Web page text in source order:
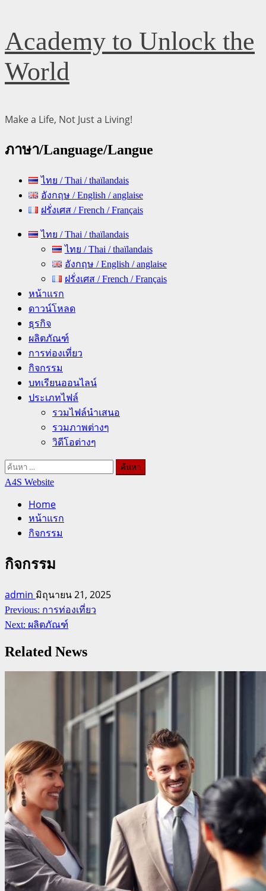
Skip
to
content
Academy to Unlock the
World
Make a Life, Not Just a Living!
ภาษา/Language/Langue
ไทย / Thai / thaïlandais
อังกฤษ / English / anglaise
ฝรั่งเศส / French / Français
Primary ไทย / Thai / thaïlandais
ไทย / Thai / thaïlandais
อังกฤษ / English / anglaise
ฝรั่งเศส / French / Français
หน้าแรก
ดาวน์โหลด
ธุรกิจ
ผลิตภัณฑ์
การท่องเที่ยว
กิจกรรม
บทเรียนออนไลน์
ประเภทไฟล์
รวมไฟล์นำเสนอ
รวมภาพต่างๆ
วิดีโอต่างๆ
ค้นหา
สำหรับ:
A4S Website
Home
หน้าแรก
กิจกรรม
กิจกรรม
admin มิถุนายน 21, 2025
Continue
Reading
Previous: การท่องเที่ยว
Next: ผลิตภัณฑ์
Related News